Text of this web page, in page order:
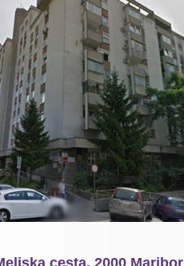
cesta, 2000 Maribor